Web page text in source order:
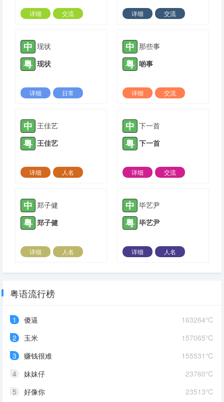
详细
交流
详细
交流
中 现状
粤 现状
详细
日常
中 那些事
粤 啲事
详细
交流
中 王佳艺
粤 王佳艺
详细
人名
中 下一首
粤 下一首
详细
交流
中 郑子健
粤 郑子健
详细
人名
中 毕艺尹
粤 毕艺尹
详细
人名
粤语流行榜
163264℃
1
傻逼
157065℃
2
玉米
155531℃
3
赚钱很难
23760℃
4
妹妹仔
23513℃
5
好像你